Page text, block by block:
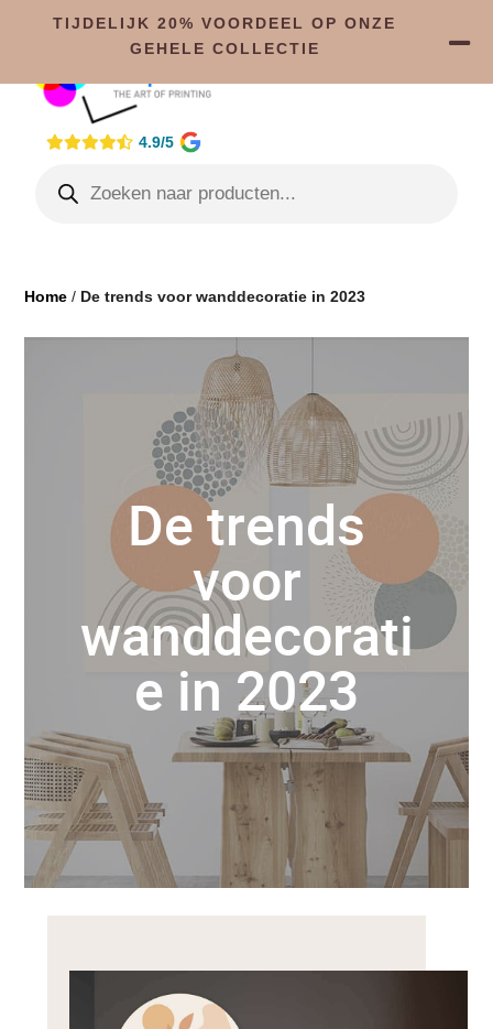
4.9/5
Home / De trends voor wanddecoratie in 2023
De trends
voor
wanddecorati
e in 2023
TIJDELIJK 20% VOORDEEL OP ONZE
GEHELE COLLECTIE